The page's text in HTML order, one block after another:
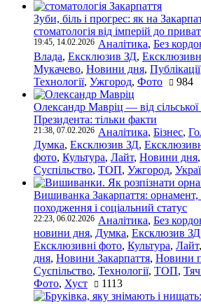
Зуби, біль і прогрес: як на
стоматологія від імперій до
19:45, 14.02.2026 Аналітика, Без
Влада, Ексклюзив ЗД,
Мукачево, Новини дня, Публікації
Технології, Ужгород, Фото 984
Олександр Мавріц — від
Президента: тільки факти
21:38, 07.02.2026 Аналітика, Бізнес,
Думка, Ексклюзив ЗД,
фото, Культура, Лайт, Новини дня,
Суспільство, ТОП, Ужгород,
Вишиванка Закарпаття: орнамент,
походження і соціальний статус
22:23, 06.02.2026 Аналітика, Без
новини дня, Думка, Ексклюзив ЗД
Ексклюзивні фото, Культура, Лайт,
дня, Новини Закарпаття, Новини
Суспільство, Технології, ТОП,
Фото, Хуст 1113